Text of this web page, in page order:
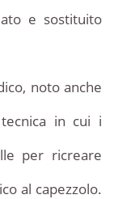
e sostituito
noto anche
in cui i
per ricreare
al capezzolo.